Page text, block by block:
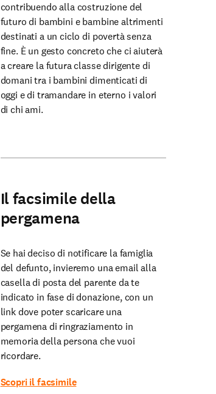
contribuendo alla costruzione del
futuro di bambini e bambine altrimenti
destinati a un ciclo di povertà senza
fine. È un gesto concreto che ci aiuterà
a creare la futura classe dirigente di
domani tra i bambini dimenticati di
oggi e di tramandare in eterno i valori
di chi ami.
Il facsimile della
pergamena
Se hai deciso di notificare la famiglia
del defunto, invieremo una email alla
casella di posta del parente da te
indicato in fase di donazione, con un
link dove poter scaricare una
pergamena di ringraziamento in
memoria della persona che vuoi
ricordare.
Scopri il facsimile